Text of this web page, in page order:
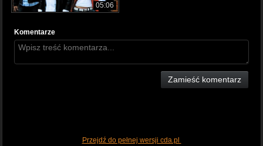
05:06
Komentarze
Zamieść komentarz
Przejdź do pełnej wersji cda.pl